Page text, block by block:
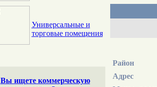
Универсальные и
торговые помещения
Вы ищете коммерческую
Район
Адрес